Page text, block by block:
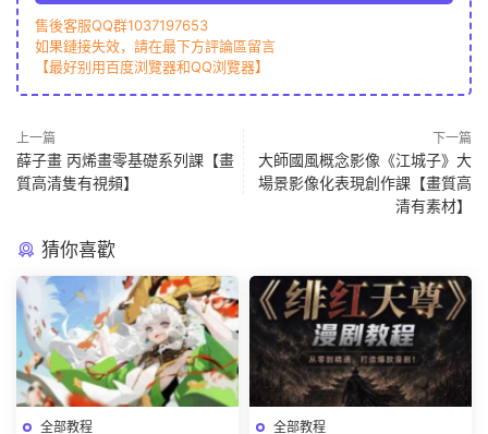
售後客服QQ群1037197653
如果鏈接失效，請在最下方評論區留言
【最好别用百度浏覽器和QQ浏覽器】
上一篇
薛子畫 丙烯畫零基礎系列課【畫
質高清隻有視頻】
下一篇
大師國風概念影像《江城子》大
場景影像化表現創作課【畫質高
清有素材】
猜你喜歡
全部教程 全部教程